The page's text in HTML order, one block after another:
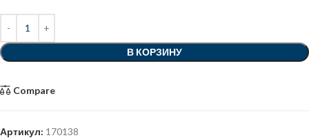
В КОРЗИНУ
Compare
Артикул: 170138